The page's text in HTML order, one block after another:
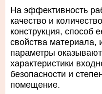
На эффективность
качество и
конструкция, способ
свойства материала,
параметры
характеристики
безопасности и
помещение.